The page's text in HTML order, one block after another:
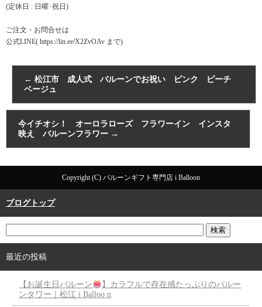
(定休日 : 日曜･祝日)
ご注文・お問合せは
公式LINE( https://lin.ee/X2ZvOAv まで)
← 松江市 成人式 バルーンでお祝い ピンク ピーチ
ベージュ
今イチオシ！ オーロラローズ フラワーイン インスタ
映え バルーンフラワー →
Copyright (C) バルーンギフト専門店 i Balloon
ブログトップ
最近の投稿
【お誕生日バルーン
】カラフルで存在感たっぷりのバルー
ンタワー｜松江 i Balloo n